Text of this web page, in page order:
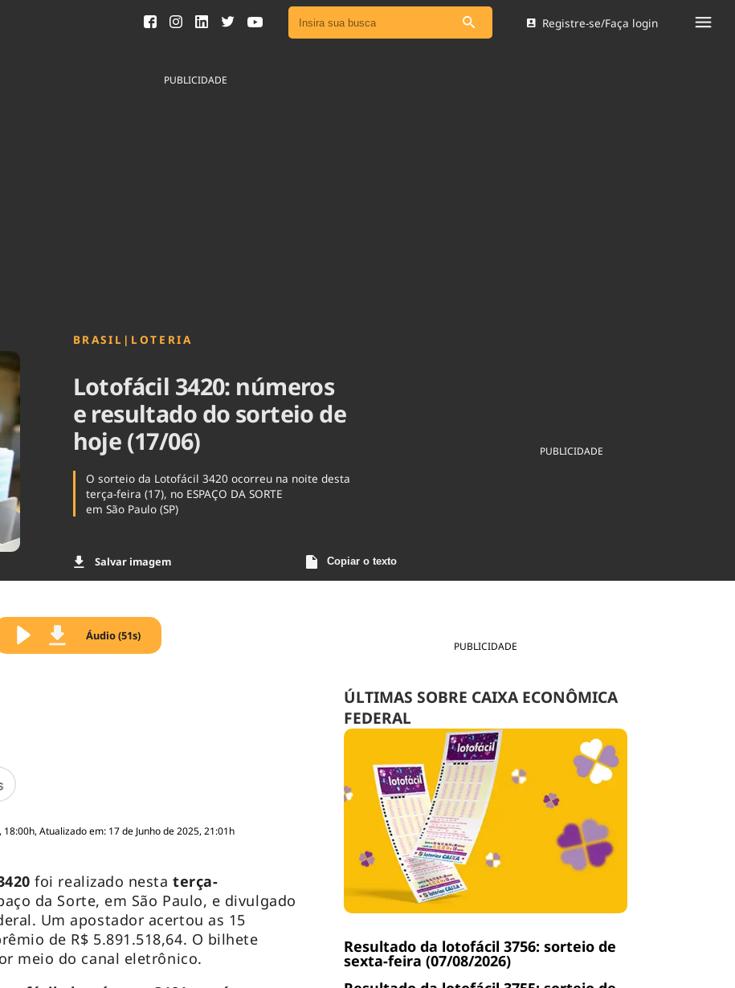
Ver todas as notícias
Brasil
Brasil Mineral
Ciência & Tecnologia
Registre-se/Faça login
PUBLICIDADE
BRASIL | LOTERIA
Lotofácil 3420: números
e resultado do sorteio de
hoje (17/06)
O sorteio da Lotofácil 3420 ocorreu na noite desta
terça-feira (17), no ESPAÇO DA SORTE
em São Paulo (SP)
Salvar imagem Copiar o texto
PUBLICIDADE
PUBLICIDADE
ÚLTIMAS SOBRE CAIXA ECONÔMICA
FEDERAL
Resultado da lotofácil 3756: sorteio de
sexta-feira (07/08/2026)
Áudio (51s)
Atualizado em: 17 de Junho de 2025, 21:01h
foi realizado nestaterça-
da Sorte, em São Paulo, e divulgado
Um apostador acertou as 15
de R$ 5.891.518,64. O bilhete
meio do canal eletrônico.